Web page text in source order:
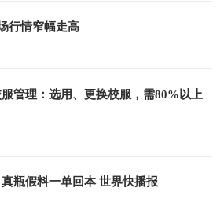
行情窄幅走高
管理：选用、更换校服，需80%以上
瓶假料一单回本 世界快播报